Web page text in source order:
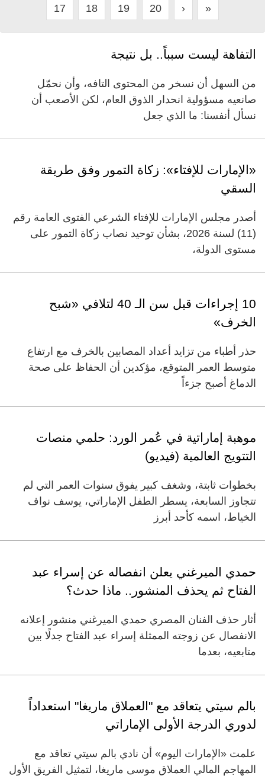
17 18 19 20 › »
التفاهة ليست سبباً.. بل نتيجة
من السهل أن نسخر من المحتوى التافه، وأن نحمّل
صانعيه مسؤولية انحدار الذوق العام، لكن الأصعب أن
نسأل أنفسنا: ما الذي جعل
«الإمارات للإفتاء»: زكاة التمور وفق طريقة
السقي
أصدر مجلس الإمارات للإفتاء الشرعي الفتوى العامة رقم
(11) لسنة 2026، بشأن توحيد نصاب زكاة التمور على
مستوى الدولة،
10 إجراءات قبل سن الـ 40 لتلافي «شبح
الخرف»
حذر أطباء من تزايد أعداد المصابين بالخرف مع ارتفاع
متوسط العمر المتوقع، مؤكدين أن الحفاظ على صحة
الدماغ أصبح جزءاً
موهبة إماراتية في عُمر الورد: حلمي منصات
التتويج العالمية (فيديو)
بخطوات ثابتة، وشغف كبير يفوق سنوات العمر التي لم
تتجاوز السابعة، يسطر الطفل الإماراتي، يوسف نواف
الخياط، اسمه كأحد أبرز
حمدي الميرغني يعلن انفصاله عن إسراء عبد
الفتاح ثم يحذف المنشور.. ماذا حدث؟
أثار حذف الفنان المصري حمدي الميرغني منشور إعلانه
الانفصال عن زوجته الممثلة إسراء عبد الفتاح جدلًا بين
متابعيه، بعدما
بالم سيتي يتعاقد مع "العملاق ماريغا" استعداداً
لدوري الدرجة الأولى الإماراتي
علمت «الإمارات اليوم» أن نادي بالم سيتي تعاقد مع
المهاجم المالي العملاق موسى ماريغا، لتمثيل الفريق الأول